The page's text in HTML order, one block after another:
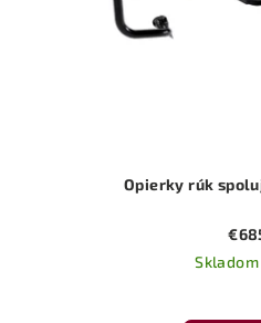
Opierky rúk